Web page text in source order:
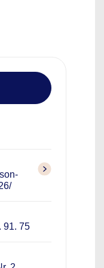
91. 75